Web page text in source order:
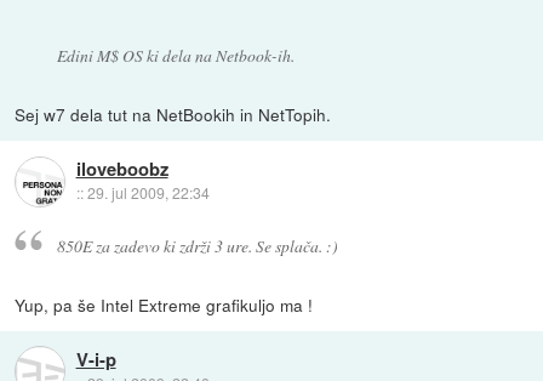
Edini M$ OS ki dela na Netbook-ih.
Sej w7 dela tut na NetBookih in NetTopih.
iloveboobz
::29. jul 2009, 22:34
850E za zadevo ki zdrži 3 ure. Se splača. :)
Yup, pa še Intel Extreme grafikuljo ma !
V-i-p